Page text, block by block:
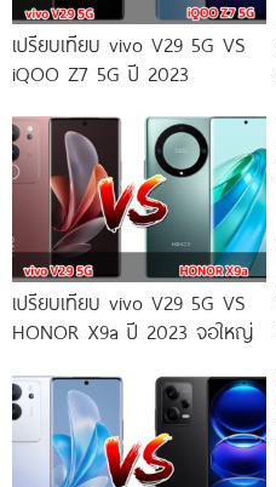
เปรียบเทียบ vivo V29 5G VS
iQOO Z7 5G ปี 2023
เปรียบเทียบ vivo V29 5G VS
HONOR X9a ปี 2023 จอใหญ่